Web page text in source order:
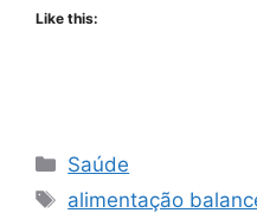
Like this:
Categories
Saúde
Tags
alimentação